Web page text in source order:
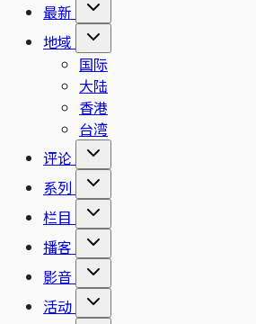
最新
地域
国际
大陆
香港
台湾
评论
系列
栏目
播客
影音
活动